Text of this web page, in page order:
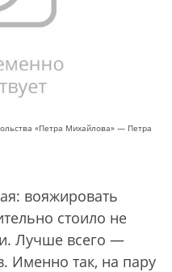
«Петра Михайлова» — Петра
вояжировать
стоило не
Лучше всего —
Именно так, на пару